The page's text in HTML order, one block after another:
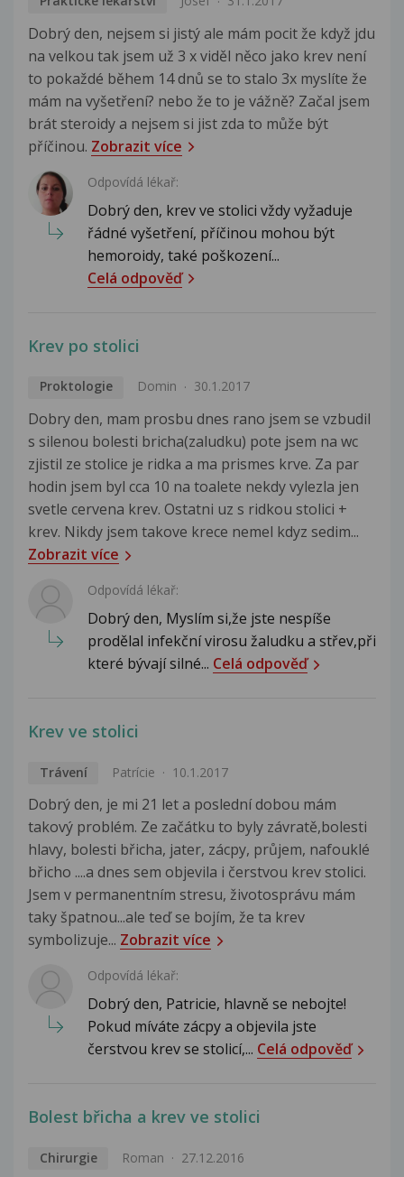
Dobrý den, nejsem si jistý ale mám pocit že když jdu
na velkou tak jsem už 3 x viděl něco jako krev není
to pokaždé během 14 dnů se to stalo 3x myslíte že
mám na vyšetření? nebo že to je vážně? Začal jsem
brát steroidy a nejsem si jist zda to může být
příčinou. Zobrazit více
Odpovídá lékař:
Dobrý den, krev ve stolici vždy vyžaduje
řádné vyšetření, příčinou mohou být
hemoroidy, také poškození...
Celá odpověď
Krev po stolici
Proktologie Domin 30.1.2017
Dobry den, mam prosbu dnes rano jsem se vzbudil
s silenou bolesti bricha(zaludku) pote jsem na wc
zjistil ze stolice je ridka a ma prismes krve. Za par
hodin jsem byl cca 10 na toalete nekdy vylezla jen
svetle cervena krev. Ostatni uz s ridkou stolici +
krev. Nikdy jsem takove krece nemel kdyz sedim...
Zobrazit více
Odpovídá lékař:
Dobrý den, Myslím si,že jste nespíše
prodělal infekční virosu žaludku a střev,při
které bývají silné... Celá odpověď
Krev ve stolici
Trávení Patrície 10.1.2017
Dobrý den, je mi 21 let a poslední dobou mám
takový problém. Ze začátku to byly závratě,bolesti
hlavy, bolesti břicha, jater, zácpy, průjem, nafouklé
břicho ....a dnes sem objevila i čerstvou krev stolici.
Jsem v permanentním stresu, životosprávu mám
taky špatnou...ale teď se bojím, že ta krev
symbolizuje... Zobrazit více
Odpovídá lékař:
Dobrý den, Patricie, hlavně se nebojte!
Pokud míváte zácpy a objevila jste
čerstvou krev se stolicí,... Celá odpověď
Bolest břicha a krev ve stolici
Chirurgie Roman 27.12.2016